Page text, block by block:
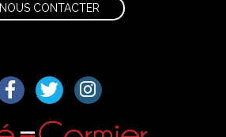
NOUS CONTACTER
Lien vers le compte Facebook
Lien vers le compte Twitter
Lien vers le compte